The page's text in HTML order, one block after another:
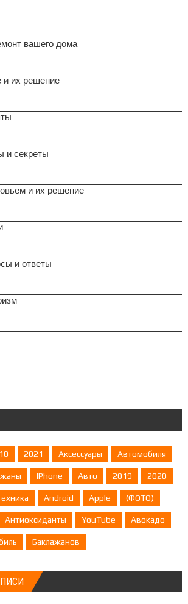
вашего дома
их решение
и секреты
и их решение
и ответы
10 2021 Аксессуары Автомобиля
IPhone Авто 2019 2020
Android Apple (ФОТО)
Антиоксиданты YouTube Авокадо
Баклажанов